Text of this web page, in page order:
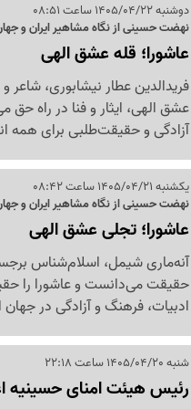
دوشنبه 1405/04/22 ساعت 08:51
نهضت حسینی از نگاه مشاهیر ایران و
عاشورا؛ قله عشق الهی
فریدالدین عطار نیشابوری،
عشق الهی، ایثار و فنا در راه حق
آزادگی و حقیقت‌طلبی برای همه
یکشنبه 1405/04/21 ساعت 08:42
نهضت حسینی از نگاه مشاهیر ایران و
عاشورا؛ تجلی عشق الهی
آنه‌ماری شیمل، اسلام‌شناس
حقیقت می‌دانست و عاشورا را
ادبیات، فرهنگ و آزادگی در
شنبه 1405/04/20 ساعت 22:18
رئیس هیئت امنای حسینیه